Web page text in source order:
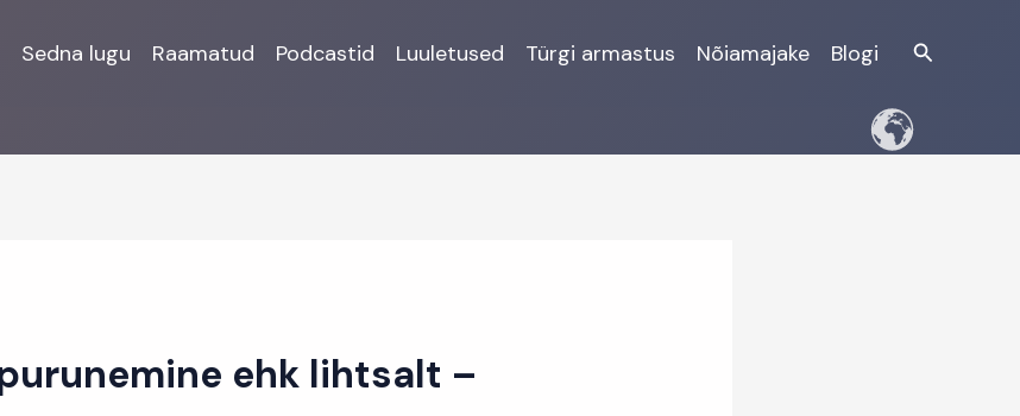
Sedna lugu Raamatud Podcastid Luuletused Türgi armastus Nõiamajake Blogi Otsi
ehk lihtsalt –